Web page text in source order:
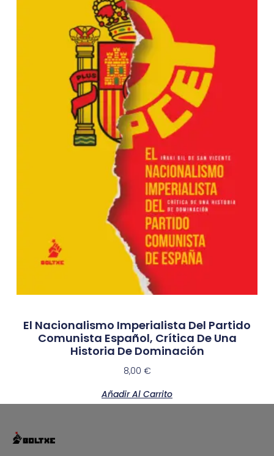
El Nacionalismo Imperialista Del Partido
Comunista Español, Crítica De Una
Historia De Dominación
8,00 €
Añadir Al Carrito